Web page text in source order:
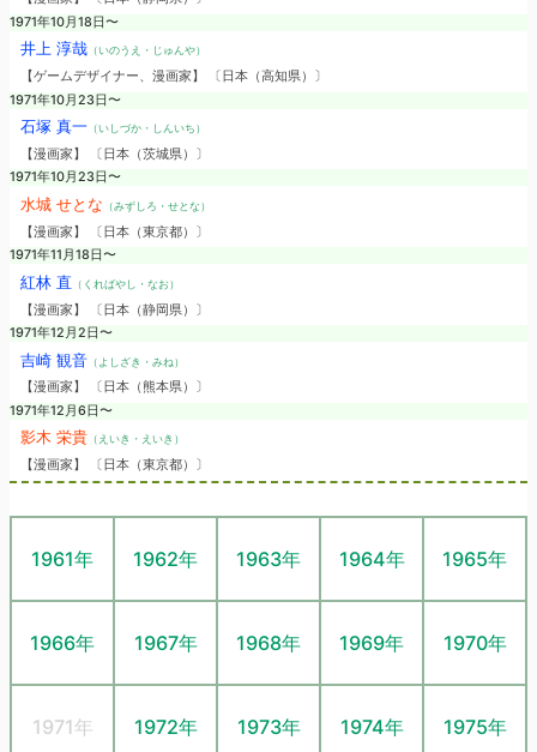
1971年10月18日〜
井上 淳哉（いのうえ・じゅんや）
【ゲームデザイナー、漫画家】 〔日本（高知県）〕
1971年10月23日〜
石塚 真一（いしづか・しんいち）
【漫画家】 〔日本（茨城県）〕
1971年10月23日〜
水城 せとな （みずしろ・せとな）
【漫画家】 〔日本（東京都）〕
1971年11月18日〜
紅林 直 （くればやし・なお）
【漫画家】 〔日本（静岡県）〕
1971年12月2日〜
吉崎 観音（よしざき・みね）
【漫画家】 〔日本（熊本県）〕
1971年12月6日〜
影木 栄貴（えいき・えいき）
【漫画家】 〔日本（東京都）〕
1961年 1962年 1963年 1964年 1965年
1966年 1967年 1968年 1969年 1970年
1971年 1972年 1973年 1974年 1975年